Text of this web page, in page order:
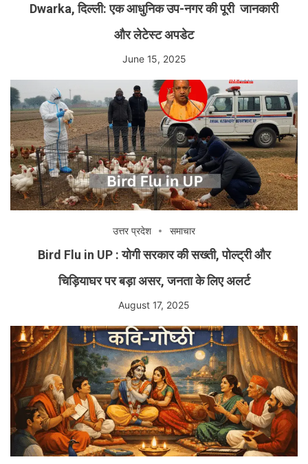
Dwarka, दिल्ली: एक आधुनिक उप-नगर की पूरी जानकारी
और लेटेस्ट अपडेट
June 15, 2025
उत्तर प्रदेश समाचार
Bird Flu in UP : योगी सरकार की सख्ती, पोल्ट्री और
चिड़ियाघर पर बड़ा असर, जनता के लिए अलर्ट
August 17, 2025